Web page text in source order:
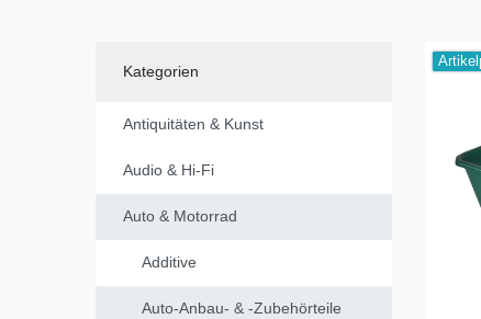
Kategorien
Antiquitäten & Kunst
Audio & Hi-Fi
Auto & Motorrad
Additive
Auto-Anbau- & -Zubehörteile